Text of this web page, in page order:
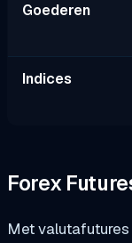
Goederen
Indices
Forex
Met